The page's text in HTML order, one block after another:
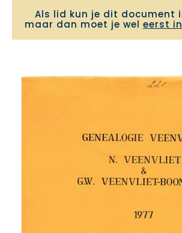
Als lid kun je dit document
maar dan moet je wel eerst